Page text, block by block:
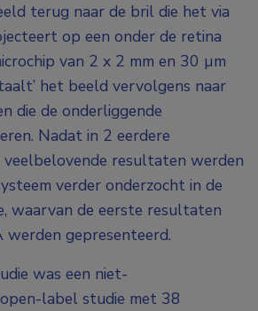
terug naar de bril die het via
op een onder de retina
van 2 x 2 mm en 30 µm
het beeld vervolgens naar
die de onderliggende
Nadat in 2 eerdere
resultaten werden
verder onderzocht in de
waarvan de eerste resultaten
werden gepresenteerd.
was een niet-
label studie met 38